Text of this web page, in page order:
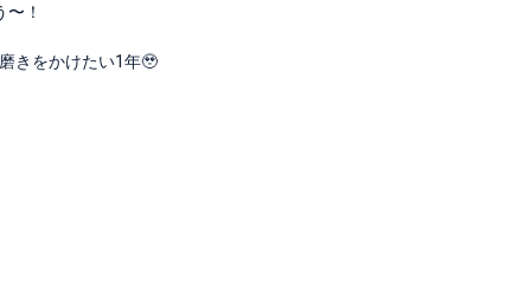
！
きをかけたい1年🥹